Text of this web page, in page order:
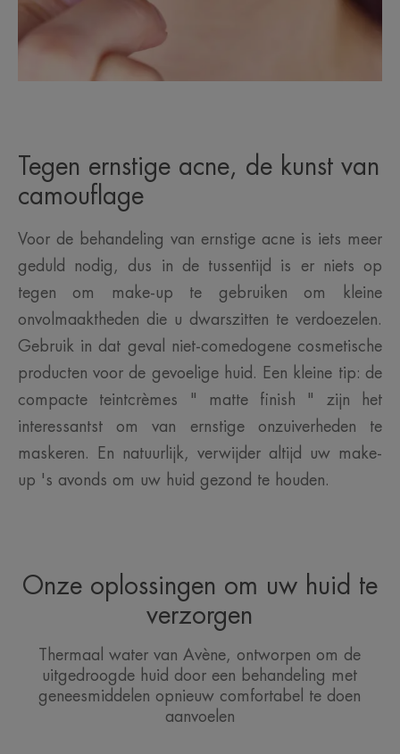
Tegen ernstige acne, de kunst van
camouflage
Voor de behandeling van ernstige acne is iets meer
geduld nodig, dus in de tussentijd is er niets op
tegen om make-up te gebruiken om kleine
onvolmaaktheden die u dwarszitten te verdoezelen.
Gebruik in dat geval niet-comedogene cosmetische
producten voor de gevoelige huid. Een kleine tip: de
compacte teintcrèmes " matte finish " zijn het
interessantst om van ernstige onzuiverheden te
maskeren. En natuurlijk, verwijder altijd uw make-
up 's avonds om uw huid gezond te houden.
Onze oplossingen om uw huid te
verzorgen
Thermaal water van Avène, ontworpen om de
uitgedroogde huid door een behandeling met
geneesmiddelen opnieuw comfortabel te doen
aanvoelen